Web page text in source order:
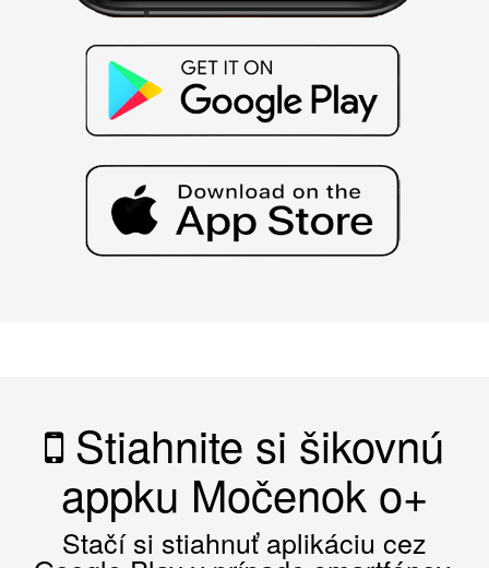
Stiahnite si šikovnú
appku Močenok o+
Stačí si stiahnuť aplikáciu cez